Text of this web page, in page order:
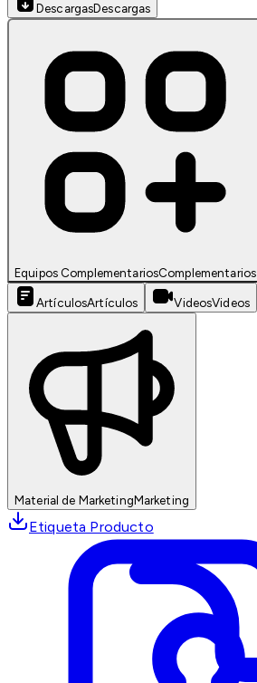
DescargasDescargas
Equipos ComplementariosComplementarios
ArtículosArtículos VideosVideos
Material de MarketingMarketing
Etiqueta Producto